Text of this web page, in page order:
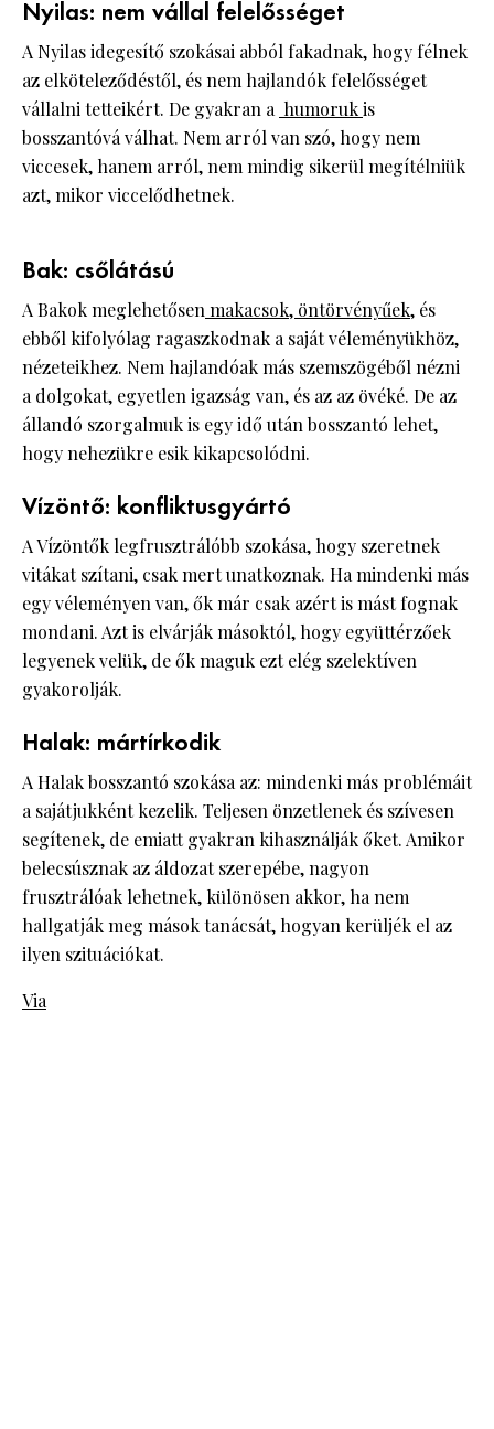
Nyilas: nem vállal felelősséget
A Nyilas idegesítő szokásai abból fakadnak, hogy félnek
az elköteleződéstől, és nem hajlandók felelősséget
vállalni tetteikért. De gyakran a humorukis
bosszantóvá válhat. Nem arról van szó, hogy nem
viccesek, hanem arról, nem mindig sikerül megítélniük
azt, mikor viccelődhetnek.
Bak: csőlátású
A Bakok meglehetősenmakacsok, öntörvényűek, és
ebből kifolyólag ragaszkodnak a saját véleményükhöz,
nézeteikhez. Nem hajlandóak más szemszögéből nézni
a dolgokat, egyetlen igazság van, és az az övéké. De az
állandó szorgalmuk is egy idő után bosszantó lehet,
hogy nehezükre esik kikapcsolódni.
Vízöntő: konfliktusgyártó
A Vízöntők legfrusztrálóbb szokása, hogy szeretnek
vitákat szítani, csak mert unatkoznak. Ha mindenki más
egy véleményen van, ők már csak azért is mást fognak
mondani. Azt is elvárják másoktól, hogy együttérzőek
legyenek velük, de ők maguk ezt elég szelektíven
gyakorolják.
Halak: mártírkodik
A Halak bosszantó szokása az: mindenki más problémáit
a sajátjukként kezelik. Teljesen önzetlenek és szívesen
segítenek, de emiatt gyakran kihasználják őket. Amikor
belecsúsznak az áldozat szerepébe, nagyon
frusztrálóak lehetnek, különösen akkor, ha nem
hallgatják meg mások tanácsát, hogyan kerüljék el az
ilyen szituációkat.
Via